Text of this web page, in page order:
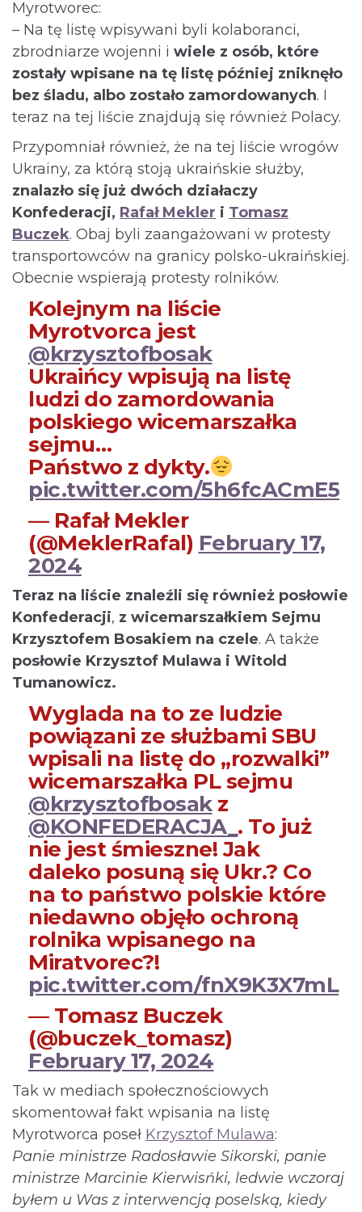
Myrotworec:
– Na tę listę wpisywani byli kolaboranci,
zbrodniarze wojenni i wiele z osób, które
zostały wpisane na tę listę później zniknęło
bez śladu, albo zostało zamordowanych. I
teraz na tej liście znajdują się również Polacy.
Przypomniał również, że na tej liście wrogów
Ukrainy, za którą stoją ukraińskie służby,
znalazło się już dwóch działaczy
Konfederacji, Rafał Mekler i Tomasz
Buczek. Obaj byli zaangażowani w protesty
transportowców na granicy polsko-ukraińskiej.
Obecnie wspierają protesty rolników.
Kolejnym na liście
Myrotvorca jest
@krzysztofbosak
Ukraińcy wpisują na listę
ludzi do zamordowania
polskiego wicemarszałka
sejmu…
Państwo z dykty.
pic.twitter.com/5h6fcACmE5
— Rafał Mekler
(@MeklerRafal) February 17,
2024
Teraz na liście znaleźli się również posłowie
Konfederacji, z wicemarszałkiem Sejmu
Krzysztofem Bosakiem na czele. A także
posłowie Krzysztof Mulawa i Witold
Tumanowicz.
Wyglada na to ze ludzie
powiązani ze służbami SBU
wpisali na listę do „rozwalki”
wicemarszałka PL sejmu
@krzysztofbosakz
@KONFEDERACJA_. To już
nie jest śmieszne! Jak
daleko posuną się Ukr.? Co
na to państwo polskie które
niedawno objęło ochroną
rolnika wpisanego na
Miratvorec?!
pic.twitter.com/fnX9K3X7mL
— Tomasz Buczek
(@buczek_tomasz)
February 17, 2024
Tak w mediach społecznościowych
skomentował fakt wpisania na listę
Myrotworca poseł Krzysztof Mulawa:
Panie ministrze Radosławie Sikorski, panie
ministrze Marcinie Kierwisńki, ledwie wczoraj
byłem u Was z interwencją poselską, kiedy